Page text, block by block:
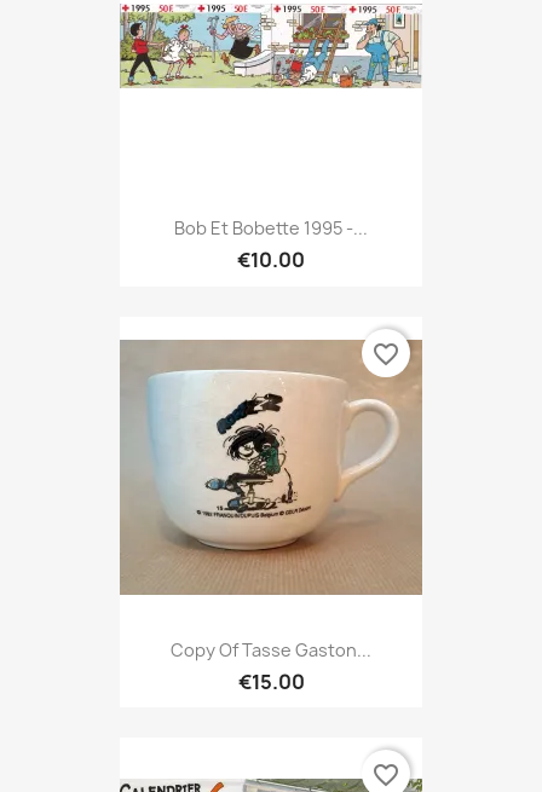
Bob Et Bobette 1995 -...
€10.00
Copy Of Tasse Gaston...
€15.00
favorite_border
favorite_border